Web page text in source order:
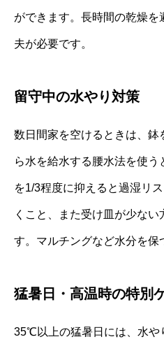
ができます。長時間の乾燥
夫が必要です。
留守中の水やり対策
数日間家を空けるときは、
ら水を給水する腰水法を使う
を1/3程度に抑えると過湿リ
くこと、また受け皿が少な
す。マルチングなど水分を保
猛暑日・高温時の特別
35℃以上の猛暑日には、水や